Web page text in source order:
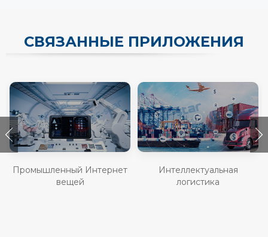
СВЯЗАННЫЕ ПРИЛОЖЕНИЯ
Промышленный Интернет
вещей
Интеллектуальная
логистика